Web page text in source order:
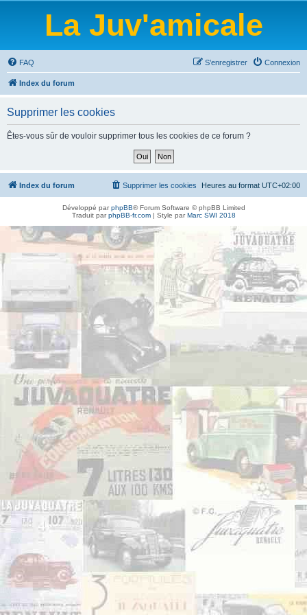
La Juv'amicale
FAQ Connexion
S’enregistrer
Index du forum
Supprimer les cookies
Êtes-vous sûr de vouloir supprimer tous les cookies de ce forum ?
Index du forum Heures au format UTC+02:00
Supprimer les cookies
Développé parphpBB® Forum Software © phpBB Limited
Traduit parphpBB-fr.com| Style parMarc SWI 2018